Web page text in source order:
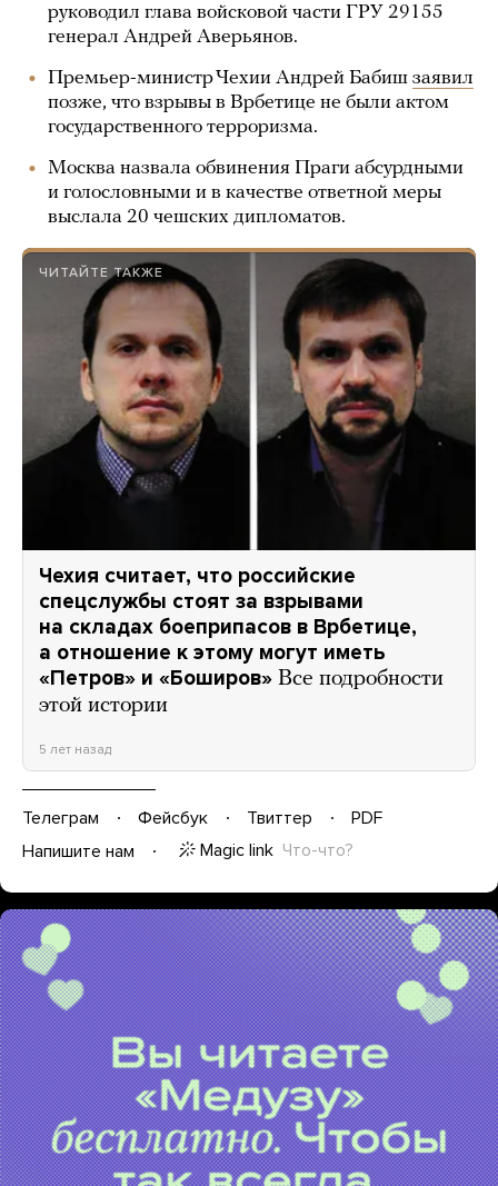
руководил глава войсковой части ГРУ 29155
генерал Андрей Аверьянов.
Премьер-министр Чехии Андрей Бабиш заявил
позже, что взрывы в Врбетице не были актом
государственного терроризма.
Москва назвала обвинения Праги абсурдными
и голословными и в качестве ответной меры
выслала 20 чешских дипломатов.
ЧИТАЙТЕ ТАКЖЕ
Чехия считает, что российские
спецслужбы стоят за взрывами
на складах боеприпасов в Врбетице,
а отношение к этому могут иметь
«Петров» и «Боширов» Все подробности
этой истории
5 лет назад
Телеграм Фейсбук Твиттер
PDF
Напишите нам
Magic link Что-что?